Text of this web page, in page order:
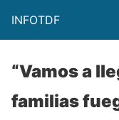
INFOTDF
“Vamos a
familias